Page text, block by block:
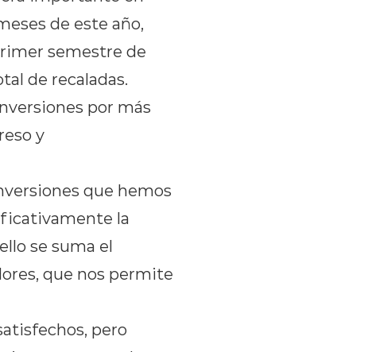
de este año,
semestre de
de recaladas.
por más
y
que hemos
la
se suma el
que nos permite
pero